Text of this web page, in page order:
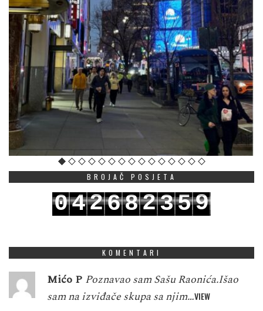
BROJAČ POSJETA
042682359
KOMENTARI
Mićo P Poznavao sam Sašu Raonića.Išao
sam na izviđače skupa sa njim…VIEW